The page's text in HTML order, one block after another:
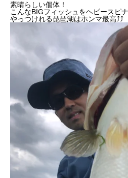
素晴らしい個体！
こんなBIGフィッシュをヘビースピ
やっつけれる琵琶湖はホンマ最高⤴︎⤴︎